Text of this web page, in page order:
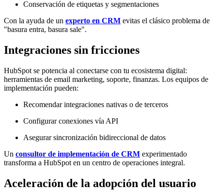
Conservación de etiquetas y segmentaciones
Con la ayuda de un experto en CRM evitas el clásico problema de
"basura entra, basura sale".
Integraciones sin fricciones
HubSpot se potencia al conectarse con tu ecosistema digital:
herramientas de email marketing, soporte, finanzas. Los equipos de
implementación pueden:
Recomendar integraciones nativas o de terceros
Configurar conexiones vía API
Asegurar sincronización bidireccional de datos
Un consultor de implementación de CRM experimentado
transforma a HubSpot en un centro de operaciones integral.
Aceleración de la adopción del usuario